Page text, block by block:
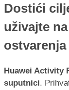
Dostići
uživajte
ostvarenja
Huawei Activity
suputnici.